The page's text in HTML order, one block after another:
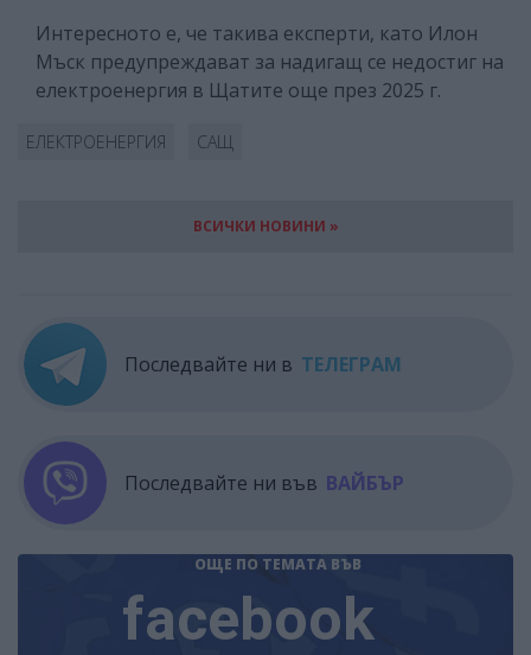
Интересното е, че такива експерти, като Илон
Мъск предупреждават за надигащ се недостиг на
електроенергия в Щатите още през 2025 г.
ЕЛЕКТРОЕНЕРГИЯ САЩ
ВСИЧКИ НОВИНИ »
Последвайте ни в ТЕЛЕГРАМ
Последвайте ни във ВАЙБЪР
ОЩЕ ПО ТЕМАТА ВЪВ
facebook